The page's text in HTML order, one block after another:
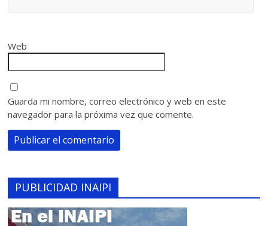
Web
Guarda mi nombre, correo electrónico y web en este
navegador para la próxima vez que comente.
PUBLICIDAD INAIPI